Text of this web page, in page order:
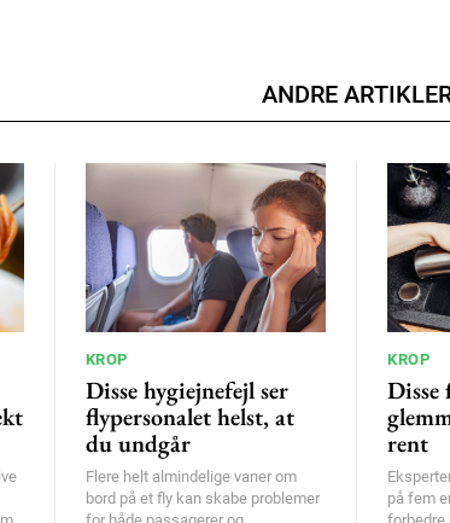
ANDRE
KROP
Disse hygiejnefejl ser
flypersonalet helst, at
du undgår
Flere helt almindelige vaner om
bord på et fly kan skabe problemer
KROP
Disse
rent
på fem